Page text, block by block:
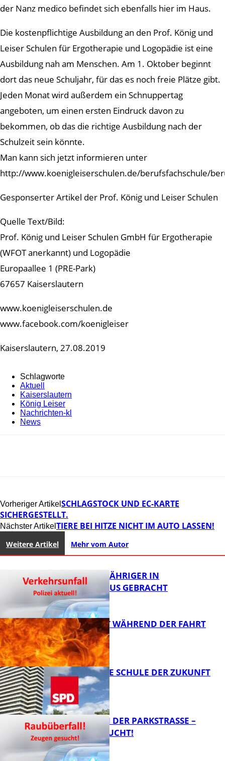
der Nanz medico befindet sich ebenfalls hier im Haus.
Die kostenpflichtige Ausbildung an den Prof. König und
Leiser Schulen für Ergotherapie und Logopädie ist eine
Ausbildung nah am Menschen. Am 1. Oktober beginnt
dort das neue Schuljahr, für das es noch freie Plätze gibt.
Jeden Monat wird außerdem ein Schnuppertag
angeboten, um einen ersten Eindruck davon zu
bekommen, ob das die richtige Ausbildung nach der
Schulzeit sein könnte.
Man kann sich jetzt informieren unter
http://www.koenigleiserschulen.de/berufsfachschule/
Gesponserter Artikel der Prof. König und Leiser Schulen
Quelle Text/Bild:
Prof. König und Leiser Schulen GmbH für Ergotherapie
(WFOT anerkannt) und Logopädie
Europaallee 1 (PRE-Park)
67657 Kaiserslautern
www.koenigleiserschulen.de
www.facebook.com/koenigleiser
Kaiserslautern, 27.08.2019
Schlagworte
Aktuell
Kaiserslautern
König Leiser
Nachrichten-kl
News
Vorheriger Artikel SCHLAGSTOCK UND EC-KARTE
SICHERGESTELLT.
Nächster Artikel TIERE BEI HITZE NICHT IM AUTO LASSEN!
Weitere Artikel Mehr vom Autor
FB News
UNFALL: 58-JÄHRIGER IN
KRANKENHAUS GEBRACHT
FB News
AUTO FÄNGT WÄHREND DER FAHRT
FEUER
WIE SIEHT DIE SCHULE DER ZUKUNFT
AUS?
ÜBERFALL IN DER PARKSTRASSE – Z
EUGEN GESUCHT!